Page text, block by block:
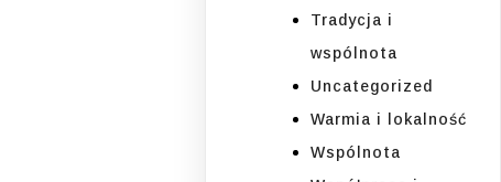
Tradycja i
wspólnota
Uncategorized
Warmia i lokalność
Wspólnota